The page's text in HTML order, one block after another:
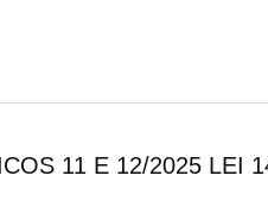
11 E 12/2025 LEI